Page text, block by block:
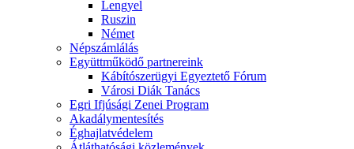
Lengyel
Ruszin
Német
Népszámlálás
Együttműködő partnereink
Kábítószerügyi Egyeztető Fórum
Városi Diák Tanács
Egri Ifjúsági Zenei Program
Akadálymentesítés
Éghajlatvédelem